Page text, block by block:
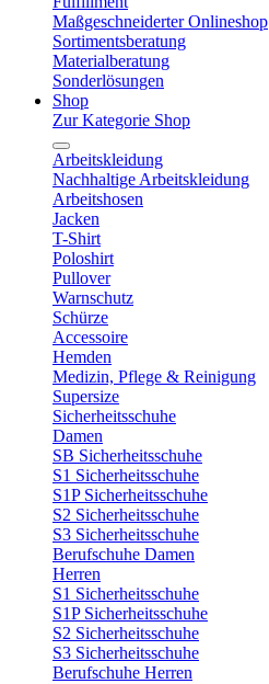
Maßgeschneiderter Onlineshop
Sortimentsberatung
Materialberatung
Sonderlösungen
Shop
Zur Kategorie Shop
Arbeitskleidung
Nachhaltige Arbeitskleidung
Arbeitshosen
Jacken
T-Shirt
Poloshirt
Pullover
Warnschutz
Schürze
Accessoire
Hemden
Medizin, Pflege & Reinigung
Supersize
Sicherheitsschuhe
Damen
SB Sicherheitsschuhe
S1 Sicherheitsschuhe
S1P Sicherheitsschuhe
S2 Sicherheitsschuhe
S3 Sicherheitsschuhe
Berufschuhe Damen
Herren
S1 Sicherheitsschuhe
S1P Sicherheitsschuhe
S2 Sicherheitsschuhe
S3 Sicherheitsschuhe
Berufschuhe Herren